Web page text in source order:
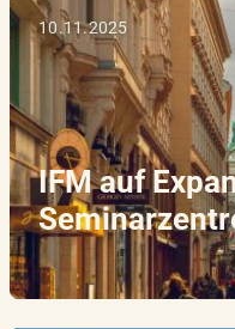
10.11.2025
IFM auf